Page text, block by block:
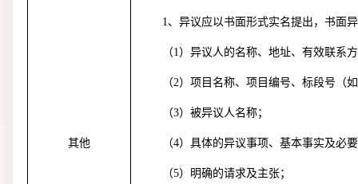
其他
1 、异议应以书面形式实名提出，书面
（1 ）异议人的名称、地址、有效联系
（2）项目名称、项目编号、标段号（
（3）被异议人名称；
（4）具体的异议事项、基本事实及必
（5）明确的请求及主张；